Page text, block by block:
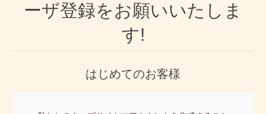
ーザ登録をお願いいたしま
す!
はじめてのお客様